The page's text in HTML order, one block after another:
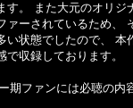
す。 また大元のオリジ
ァーされているため、
い状態でしたので、 本
収録しております。
ファンには必聴の内